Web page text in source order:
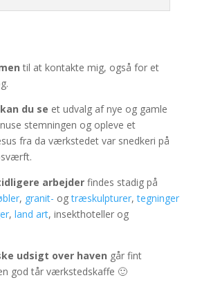
til at kontakte mig, også for et
kan du se et udvalg af nye og gamle
stemningen og opleve et
fra da værkstedet var snedkeri på
arbejder findes stadig på
, granit- ogtræskulpturer,tegninger
, land art, insekthoteller og
udsigt over haven går fint
god tår værkstedskaffe 🙂